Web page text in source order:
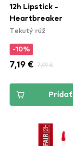
12h Lipstick -
Heartbreaker
Tekutý rúž
-10%
7,19 € 7,99 €
Pridať